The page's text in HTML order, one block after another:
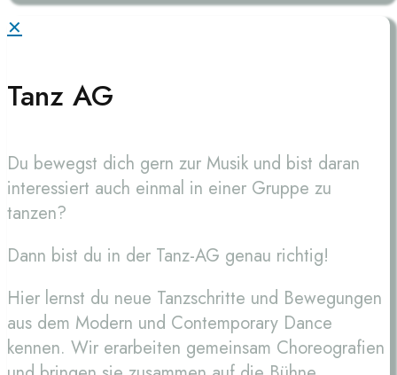
✕
Tanz AG
Du bewegst dich gern zur Musik und bist daran
interessiert auch einmal in einer Gruppe zu
tanzen?
Dann bist du in der Tanz-AG genau richtig!
Hier lernst du neue Tanzschritte und Bewegungen
aus dem Modern und Contemporary Dance
kennen. Wir erarbeiten gemeinsam Choreografien